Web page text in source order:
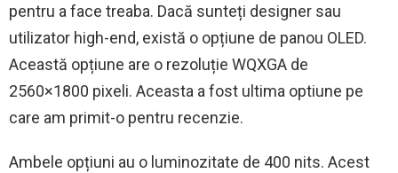
pentru a face treaba. Dacă sunteți designer sau
utilizator high-end, există o opțiune de panou OLED.
Această opțiune are o rezoluție WQXGA de
2560×1800 pixeli. Aceasta a fost ultima optiune pe
care am primit-o pentru recenzie.
Ambele opțiuni au o luminozitate de 400 nits. Acest